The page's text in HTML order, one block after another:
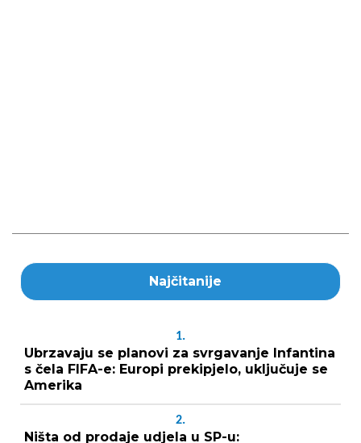
Najčitanije
1.
Ubrzavaju se planovi za svrgavanje Infantina
s čela FIFA-e: Europi prekipjelo, uključuje se
Amerika
2.
Ništa od prodaje udjela u SP-u: